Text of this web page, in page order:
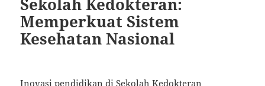
Sekolah Kedokteran:
Memperkuat Sistem
Kesehatan Nasional
Inovasi pendidikan di Sekolah Kedokteran